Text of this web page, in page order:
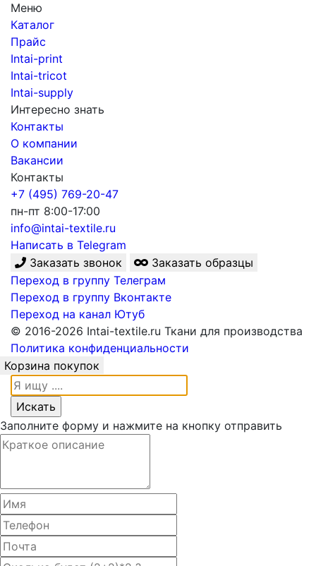
Меню
Каталог
Прайс
Intai-print
Intai-tricot
Intai-supply
Интересно знать
Контакты
О компании
Вакансии
Контакты
+7 (495) 769-20-47
пн-пт 8:00-17:00
info@intai-textile.ru
Написать в Telegram
Заказать звонок
Заказать образцы
Переход в группу Телеграм
Переход в группу Вконтакте
Переход на канал Ютуб
© 2016-2026 Intai-textile.ru Ткани для производства
Политика конфиденциальности
Корзина покупок
Заполните форму и нажмите на кнопку отправить